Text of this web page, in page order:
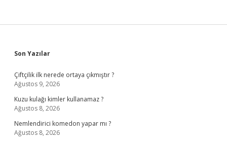
Sidebar
Son Yazılar
Çiftçilik ilk nerede ortaya çıkmıştır ?
Ağustos 9, 2026
Kuzu kulağı kimler kullanamaz ?
Ağustos 8, 2026
Nemlendirici komedon yapar mı ?
Ağustos 8, 2026